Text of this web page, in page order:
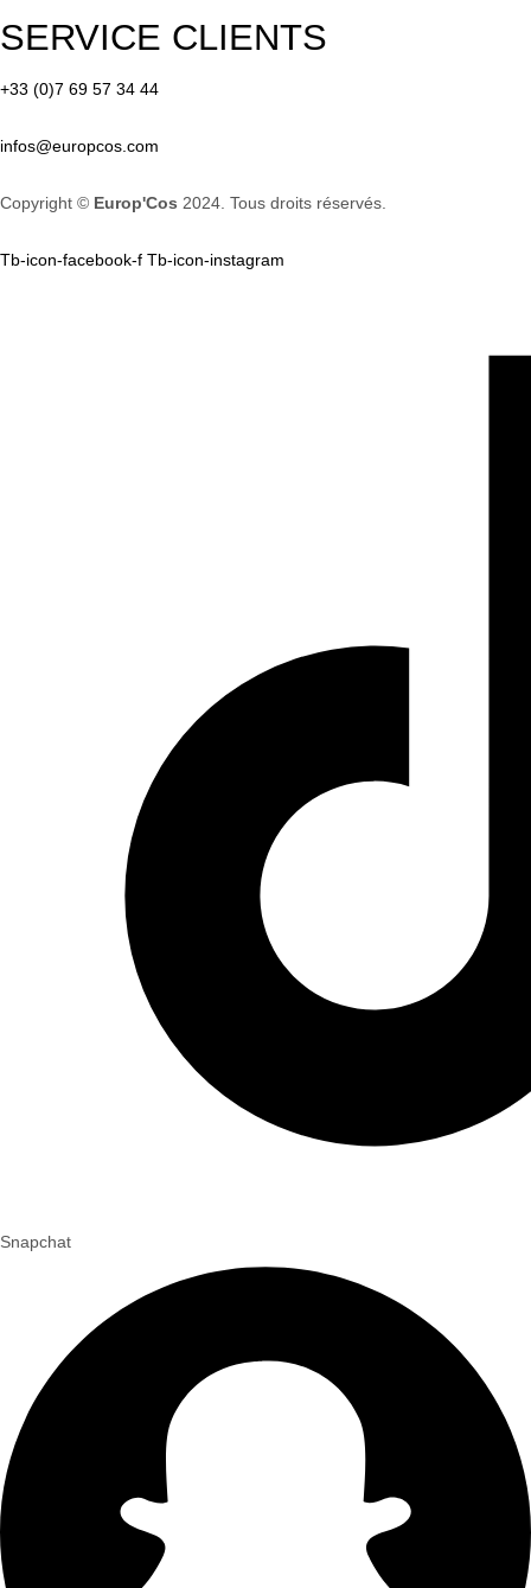
SERVICE CLIENTS
+33 (0)7 69 57 34 44
infos@europcos.com
Copyright © Europ'Cos 2024. Tous droits réservés.
Tb-icon-facebook-f Tb-icon-instagram
Snapchat